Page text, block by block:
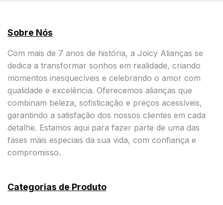
Sobre Nós
Com mais de 7 anos de história, a Joicy Alianças se
dedica a transformar sonhos em realidade, criando
momentos inesquecíveis e celebrando o amor com
qualidade e excelência. Oferecemos alianças que
combinam beleza, sofisticação e preços acessíveis,
garantindo a satisfação dos nossos clientes em cada
detalhe. Estamos aqui para fazer parte de uma das
fases mais especiais da sua vida, com confiança e
compromisso.
Categorias de Produto